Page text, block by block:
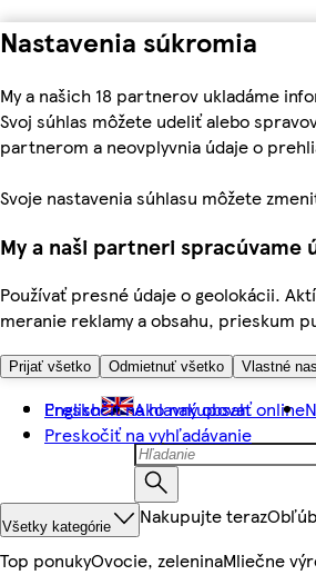
Nastavenia súkromia
My a našich 18 partnerov ukladáme
Svoj súhlas môžete udeliť alebo
partnerom a neovplyvnia údaje o
Svoje nastavenia súhlasu môžete
My a naši partneri spracúvame
Používať presné údaje o geolokácii.
meranie reklamy a obsahu, prieskum
Prijať všetko Odmietnuť všetko Vlastné
Preskočiť na hlavný obsah
Preskočiť na vyhľadávanie
English Ako nakupovať online
Všetky kategórie Nakupujte teraz
Top ponukyOvocie, zeleninaMliečne